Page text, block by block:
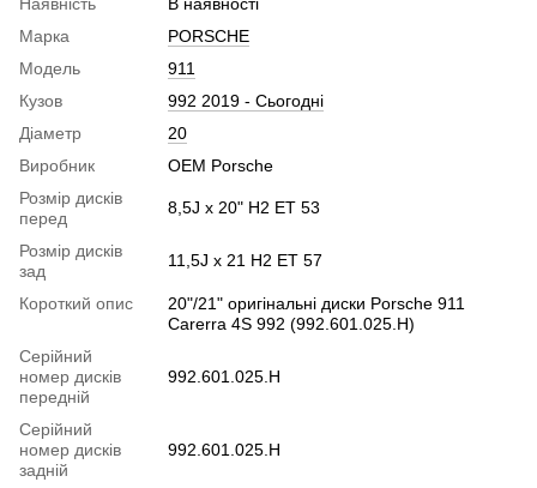
Марка
PORSCHE
Модель
911
Кузов
992 2019 - Сьогодні
Діаметр
20
Виробник
OEM Porsche
Розмір дисків
перед
8,5J x 20" Н2 ET 53
Розмір дисків
зад
11,5J x 21 H2 ET 57
Короткий опис
20"/21" оригінальні диски Porsche 911
Carerra 4S 992 (992.601.025.Н)
Серійний
номер дисків
передній
992.601.025.Н
Серійний
номер дисків
задній
992.601.025.Н